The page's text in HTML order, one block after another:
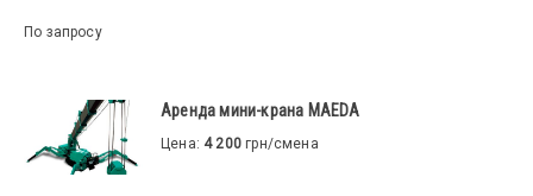
По запросу
Аренда мини-крана MAEDA
Цена: 4 200 грн/смена